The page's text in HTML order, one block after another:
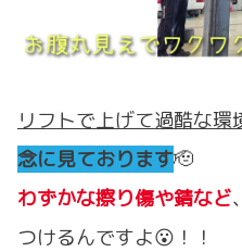
リフトで上げて過酷な環
念に見ております🫡
わずかな擦り傷や錆など
つけるんですよ😮！！